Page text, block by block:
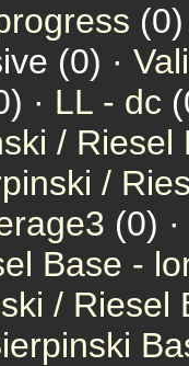
(0) ·
· LL - dc
/ Riesel
/
(0) ·
Base -
/ Riesel